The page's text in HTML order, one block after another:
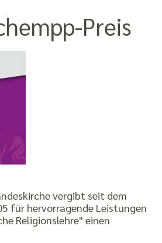
Preis
vergibt seit dem
für hervorragende Leistungen
Religionslehre" einen